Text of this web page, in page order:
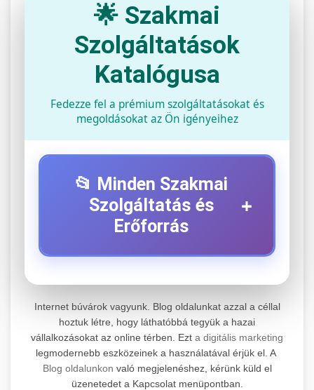
🌟 Szakmai
Szolgáltatások
Katalógusa
Fedezze fel a prémium szolgáltatásokat és
megoldásokat az Ön igényeihez
📂 Minden Szakmai
Szolgáltatás és
Erőforrás
+
+
Professzionális elektromos roller javítási és
karbantartási szolgáltatások. Szakértő
technikusaink minőségi szervízt nyújtanak
minden jelentős márkához és modellhez.
📊 2. Online Marketing
Ügynökség
+
Internet búvárok vagyunk. Blog oldalunkat azzal a céllal
hoztuk létre, hogy láthatóbbá tegyük a hazai
vállalkozásokat az online térben. Ezt a digitális marketing
legmodernebb eszközeinek a használatával érjük el. A
Blog oldalunkon való megjelenéshez, kérünk küld el
üzenetedet a Kapcsolat menüpontban.